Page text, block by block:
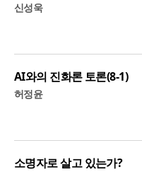
신성욱
AI와의 진화론 토론(8-1)
허정윤
소명자로 살고 있는가?